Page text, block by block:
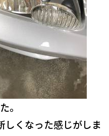
。
しくなった感じがしま